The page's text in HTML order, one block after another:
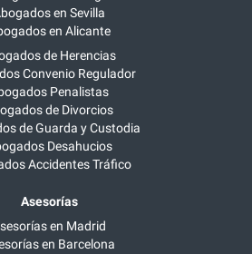
en Sevilla
en Alicante
de Herencias
Convenio Regulador
Penalistas
de Divorcios
de Guarda y Custodia
Desahucios
Accidentes Tráfico
Asesorías
en Madrid
en Barcelona